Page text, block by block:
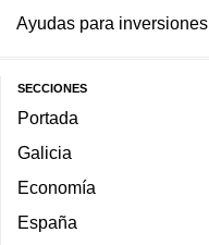
Ayudas para inversiones
SECCIONES
Portada
Galicia
Economía
España